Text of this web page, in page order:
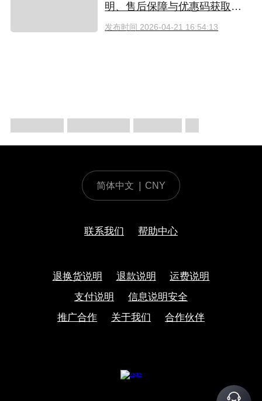
明、售后保障与优惠码获取指
南（2026）
发布时间 2026-04-21 16:54:13
简体中文 CNY
联系我们 帮助中心
退换货说明 退款说明
运费说明
支付说明
信息说明安全
推广合作
关于我们 合作伙伴